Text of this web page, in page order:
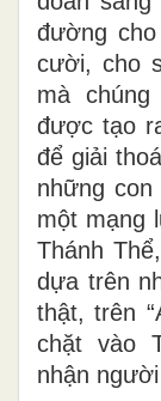
đường
cười, cho
mà
được tạo
để giải
những
một mạng
Thánh
dựa trên
thật, trên
chặt vào
nhận